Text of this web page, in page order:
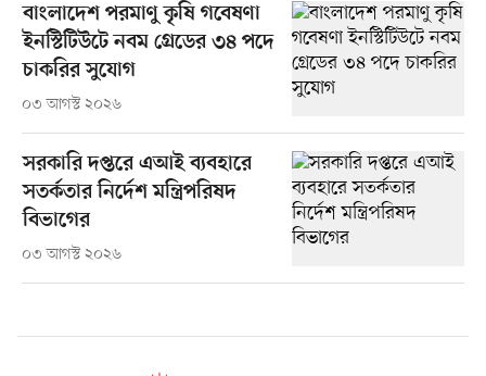
বাংলাদেশ পরমাণু কৃষি গবেষণা
ইনস্টিটিউটে নবম গ্রেডের ৩৪ পদে
চাকরির সুযোগ
০৩ আগস্ট ২০২৬
সরকারি দপ্তরে এআই ব্যবহারে
সতর্কতার নির্দেশ মন্ত্রিপরিষদ
বিভাগের
০৩ আগস্ট ২০২৬